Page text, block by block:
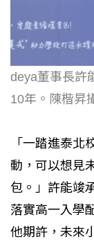
deya董事長許
10年。陳楷昇
「一踏進泰北
動，可以想見
包。」許能竣
落實高一入學
他期許，未來